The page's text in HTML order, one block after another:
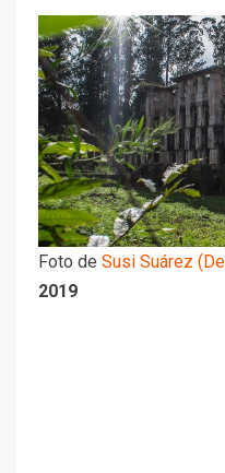
Foto de Susi Suárez
2019